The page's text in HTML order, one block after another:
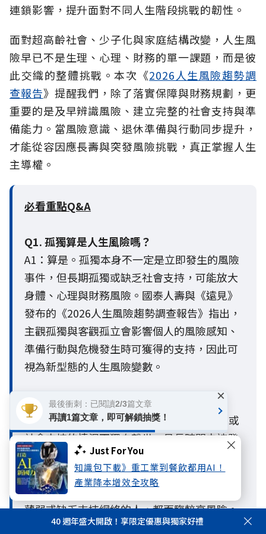
Just For You
知識包下載》重工業到餐飲都用AI！
產業降本增效全攻略
連鎖影響，提升面對不同人生階段挑戰的韌性。
面對超高齡社會、少子化與家庭結構改變，人生風
險早已不是生理、心理、財務的單一課題，而是彼
此交織的整體挑戰。本次《2026人生風險趨勢調
查報告》提醒我們，除了落實保障與財務規劃，更
重要的是及早辨識風險、建立完整的社會支持與準
備能力。當風險意識、退休準備與行動同步提升，
才能從容因應長壽與突發風險挑戰，真正掌握人生
主導權。
必看重點Q&A
Q1. 孤獨算是人生風險嗎？
A1：算是。孤獨本身不一定是立即發生的風險
事件，但長期孤獨或缺乏社會支持，可能放大
身體、心理與財務風險。國泰人壽與《遠見》
發布的《2026人生風險趨勢調查報告》指出，
主觀孤獨與客觀孤立會影響個人的風險感知、
準備行動與危機發生時可獲得的支持，因此可
視為新型態的人生風險變數。
Q2.什麼是孤獨死？哪些人需要特別留意？
A2：孤獨死通常是指一個人在缺乏親友關懷或
社會支持的情況下獨自離世，且長時間未被發
現的情形。一般人常以為只有高齡者才有風
險，但隨著少子化、單身與獨居人口增加，在
超高齡社會中，長期處於客觀孤立、社會連結
薄弱或缺乏支持網絡的人，都面臨較高風險。
這也警示現代人，老後生活防護網的建構必須
40 週年盛大開啟！享限定優惠與獨家好禮
最後衝刺：已閱讀2/3篇文章
再讀1篇文章，即可解鎖抽獎！
×